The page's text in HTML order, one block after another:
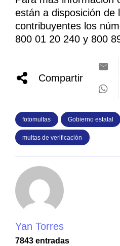
están a disposición de
contribuyentes los
800 01 20 240 y 800
Compartir
fotomultas Gobierno estatal
multas de verificación
Yan Torres
7843 entradas